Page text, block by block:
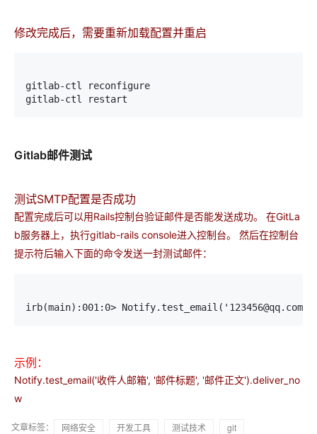
修改完成后，需要重新加载配置并重启
gitlab-ctl reconfigure
gitlab-ctl restart
Gitlab邮件测试
测试SMTP配置是否成功
配置完成后可以用Rails控制台验证邮件是否能发送成功。 在GitLa
b服务器上，执行gitlab-rails console进入控制台。 然后在控制台
提示符后输入下面的命令发送一封测试邮件：
irb(main):001:0>
示例：
Notify.test_email('收件人邮箱', '邮件标题', '邮件正文').deliver_no
w
文章标签： 网络安全 开发工具 测试技术
git